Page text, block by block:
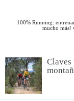
Claves